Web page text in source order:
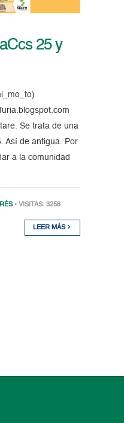
25 y
Se trata de una
Así de antigua. Por
a la comunidad
• VISITAS: 3258
LEER MÁS